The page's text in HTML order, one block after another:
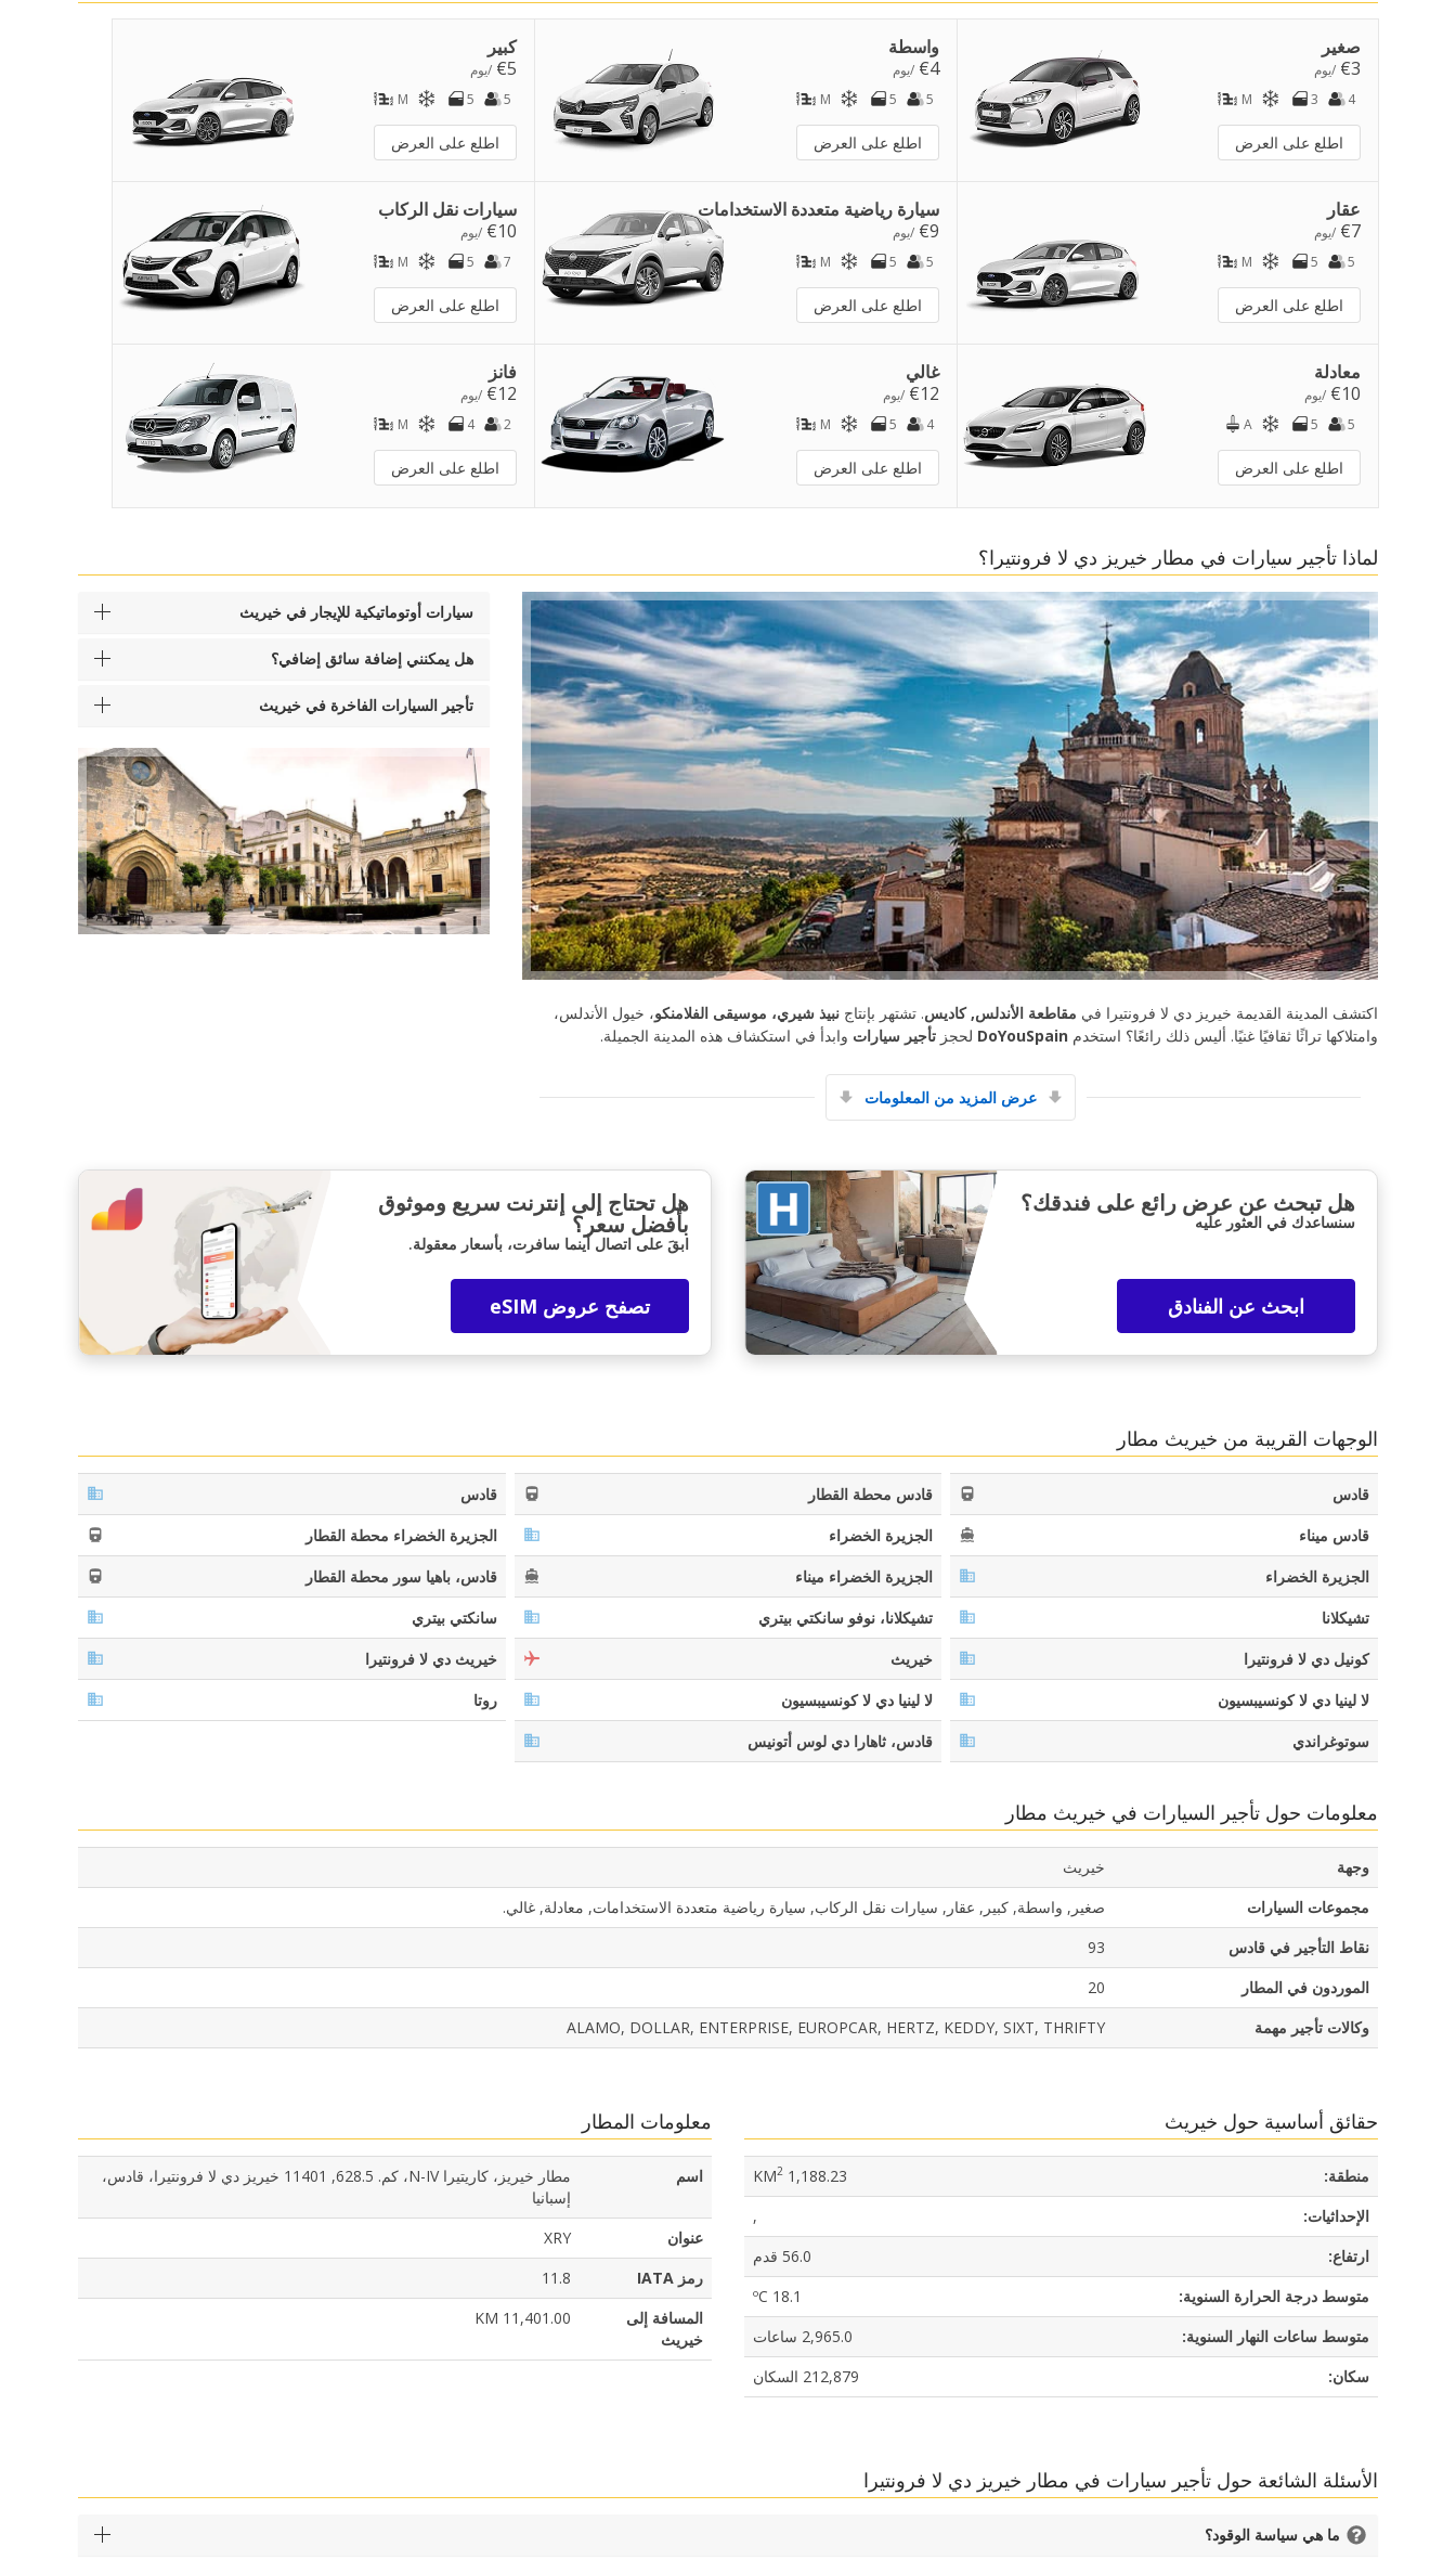
Top Savings
Get access to exclusive partner deals
صغير
€3 /يوم
4
3
M
اطلع على العرض
واسطة
€4 /يوم
5
5
M
اطلع على العرض
كبير
€5 /يوم
5
5
M
اطلع على العرض
عقار
€7 /يوم
5
5
M
اطلع على العرض
سيارة رياضية متعددة الاستخدامات
€9 /يوم
5
5
M
اطلع على العرض
سيارات نقل الركاب
€10 /يوم
7
5
M
اطلع على العرض
معادلة
€10 /يوم
5
5
A
اطلع على العرض
غالي
€12 /يوم
4
5
M
اطلع على العرض
فانز
€12 /يوم
2
4
M
اطلع على العرض
لماذا تأجير سيارات في مطار خيريز دي لا فرونتيرا؟
اكتشف المدينة القديمة خيريز دي لا فرونتيرا في مقاطعة الأندلس, كاديس. تشتهر بإنتاج نبيذ شيري، موسيقى الفلامنكو، خيول الأندلس،
وامتلاكها تراثًا ثقافيًا غنيًا. أليس ذلك رائعًا؟ استخدم DoYouSpain لحجز تأجير سيارات وابدأ في استكشاف هذه المدينة الجميلة.
عرض المزيد من المعلومات
سيارات أوتوماتيكية للإيجار في خيريث
هل يمكنني إضافة سائق إضافي؟
تأجير السيارات الفاخرة في خيريث
هل تبحث عن عرض رائع على فندقك؟
سنساعدك في العثور عليه
ابحث عن الفنادق
هل تحتاج إلى إنترنت سريع وموثوق
بأفضل سعر؟
ابقَ على اتصال أينما سافرت، بأسعار معقولة.
تصفح عروض eSIM
الوجهات القريبة من خيريث مطار
قادس قادس محطة القطار
قادس
قادس ميناء
الجزيرة الخضراء
الجزيرة الخضراء محطة القطار
الجزيرة الخضراء
الجزيرة الخضراء ميناء
قادس، باهيا سور محطة القطار
تشيكلانا
تشيكلانا، نوفو سانكتي بيتري
سانكتي بيتري
كونيل دي لا فرونتيرا
خيريث
خيريث دي لا فرونتيرا
لا لينيا دي لا كونسيبسيون
لا لينيا دي لا كونسيبسيون
روتا
سوتوغراندي
قادس، ثاهارا دي لوس أتونيس
معلومات حول تأجير السيارات في خيريث مطار
وجهة
خيريث
مجموعات السيارات
صغير, واسطة, كبير, عقار, سيارات نقل الركاب, سيارة رياضية متعددة الاستخدامات, معادلة, غالي.
نقاط التأجير في قادس
93
الموردون في المطار
20
وكالات تأجير مهمة
ALAMO, DOLLAR, ENTERPRISE, EUROPCAR, HERTZ, KEDDY, SIXT, THRIFTY
حقائق أساسية حول خيريث
منطقة: 1,188.23 KM
2
الإحداثيات:
,
ارتفاع:
56.0 قدم
متوسط درجة الحرارة السنوية:
18.1 ºC
متوسط ساعات النهار السنوية:
2,965.0 ساعات
سكان:
212,879 السكان
معلومات المطار
اسم
مطار خيريز، كاريتيرا N-IV، كم. 628.5, 11401 خيريز دي لا فرونتيرا، قادس،
إسبانيا
عنوان
XRY
رمز IATA
11.8
المسافة إلى
خيريث
11,401.00 KM
الأسئلة الشائعة حول تأجير سيارات في مطار خيريز دي لا فرونتيرا
ما هي سياسة الوقود؟